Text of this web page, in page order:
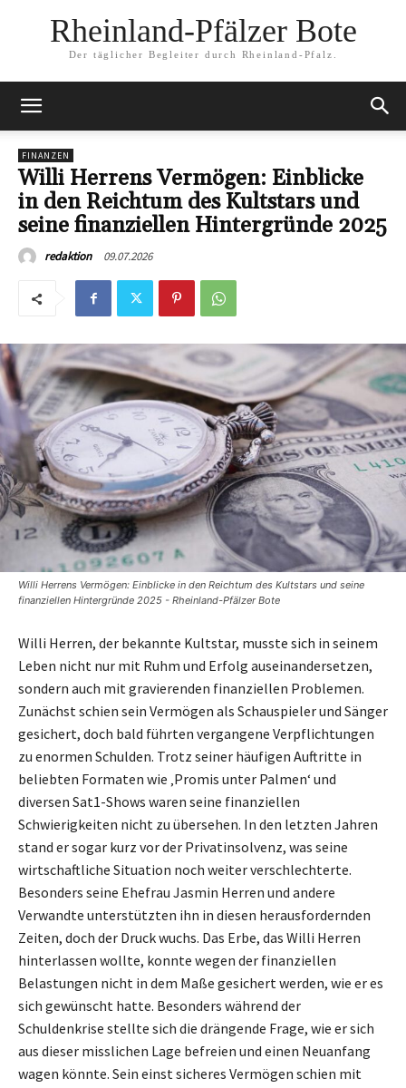
Rheinland-Pfälzer Bote
Der täglicher Begleiter durch Rheinland-Pfalz.
FINANZEN
Willi Herrens Vermögen: Einblicke
in den Reichtum des Kultstars und
seine finanziellen Hintergründe 2025
redaktion 09.07.2026
Willi Herrens Vermögen: Einblicke in den Reichtum des Kultstars und seine
finanziellen Hintergründe 2025 - Rheinland-Pfälzer Bote
Willi Herren, der bekannte Kultstar, musste sich in seinem
Leben nicht nur mit Ruhm und Erfolg auseinandersetzen,
sondern auch mit gravierenden finanziellen Problemen.
Zunächst schien sein Vermögen als Schauspieler und Sänger
gesichert, doch bald führten vergangene Verpflichtungen
zu enormen Schulden. Trotz seiner häufigen Auftritte in
beliebten Formaten wie ‚Promis unter Palmen‘ und
diversen Sat1-Shows waren seine finanziellen
Schwierigkeiten nicht zu übersehen. In den letzten Jahren
stand er sogar kurz vor der Privatinsolvenz, was seine
wirtschaftliche Situation noch weiter verschlechterte.
Besonders seine Ehefrau Jasmin Herren und andere
Verwandte unterstützten ihn in diesen herausfordernden
Zeiten, doch der Druck wuchs. Das Erbe, das Willi Herren
hinterlassen wollte, konnte wegen der finanziellen
Belastungen nicht in dem Maße gesichert werden, wie er es
sich gewünscht hatte. Besonders während der
Schuldenkrise stellte sich die drängende Frage, wie er sich
aus dieser misslichen Lage befreien und einen Neuanfang
wagen könnte. Sein einst sicheres Vermögen schien mit